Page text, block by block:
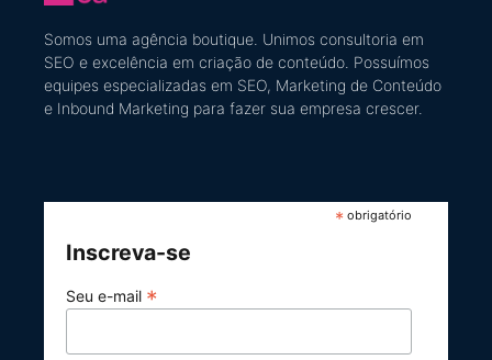
Somos uma agência boutique. Unimos consultoria em
SEO e excelência em criação de conteúdo ​. Possuímos
equipes especializadas em SEO, Marketing de Conteúdo
e Inbound Marketing para fazer sua empresa crescer.
* obrigatório
Inscreva-se
Seu e-mail *